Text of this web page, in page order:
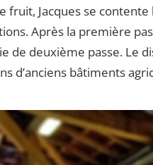
fruit, Jacques se
Après la première
de deuxième passe. Le
d’anciens bâtiments